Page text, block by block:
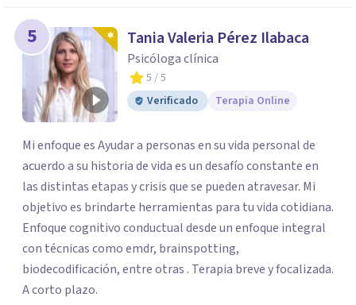
5 Tania Valeria Pérez Ilabaca
Psicóloga clínica
5 / 5
Verificado
Terapia Online
Mi enfoque es Ayudar a personas en su vida personal de
acuerdo a su historia de vida es un desafío constante en
las distintas etapas y crisis que se pueden atravesar. Mi
objetivo es brindarte herramientas para tu vida cotidiana.
Enfoque cognitivo conductual desde un enfoque integral
con técnicas como emdr, brainspotting,
biodecodificación, entre otras . Terapia breve y focalizada.
A corto plazo.